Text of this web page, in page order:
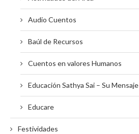
Audio Cuentos
Baúl de Recursos
Cuentos en valores Humanos
Educación Sathya Sai – Su Mensaje
Educare
Festividades